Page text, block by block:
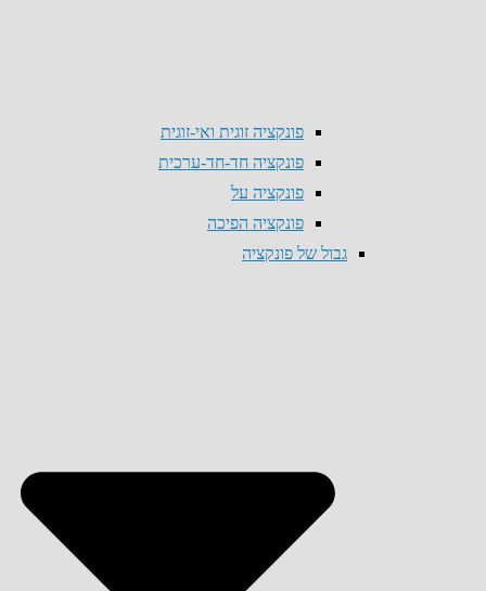
פונקציה זוגית ואי-זוגית
פונקציה חד-חד-ערכית
פונקציה על
פונקציה הפיכה
גבול של פונקציה